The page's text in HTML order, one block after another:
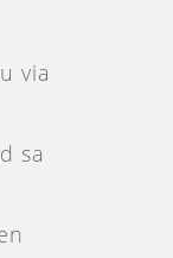
via
sa